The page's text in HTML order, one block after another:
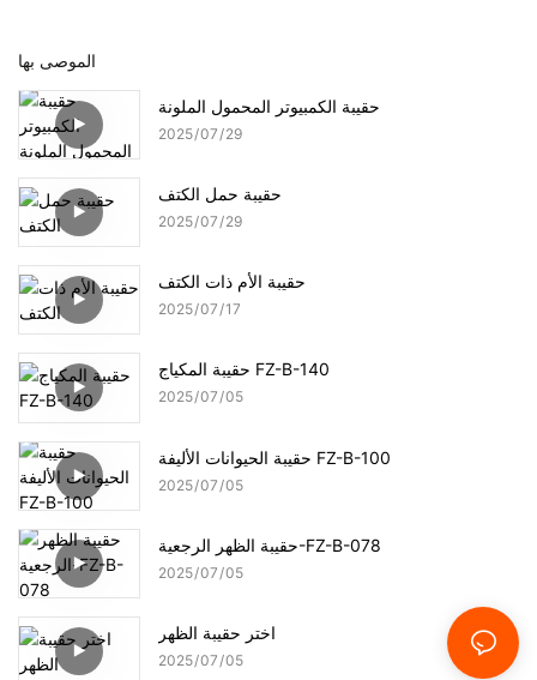
الموصى بها
حقيبة الكمبيوتر المحمول الملونة
2025 07 29
حقيبة حمل الكتف
2025 07 29
حقيبة الأم ذات الكتف
2025 07 17
حقيبة المكياج FZ-B-140
2025 07 05
حقيبة الحيوانات الأليفة FZ-B-100
2025 07 05
حقيبة الظهر الرجعية-FZ-B-078
2025 07 05
اختر حقيبة الظهر
2025 07 05